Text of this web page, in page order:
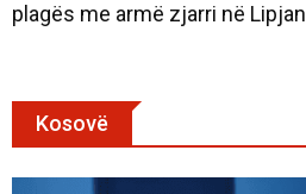
plagës me armë zjarri në Lipjan
Kosovë